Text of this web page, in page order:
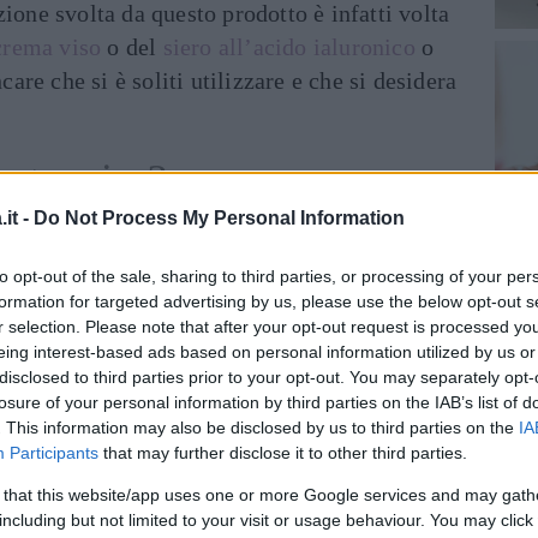
- Do Not Process My Personal Information
opt-out of the sale, sharing to third parties, or processing of your
for targeted advertising by us, please use the below opt-out
selection. Please note that after your opt-out request is processed
interest-based ads based on personal information utilized by us
to third parties prior to your opt-out. You may separately
of your personal information by third parties on the IAB’s list of
This information may also be disclosed by us to third parties on the
Participants that may further disclose it to other third parties.
that this website/app uses one or more Google services and may
but not limited to your visit or usage behaviour. You may
svolta da questo prodotto è infatti volta
viso o del siero all’acido ialuronico o
che si è soliti utilizzare e che si desidera
viso?
immediata alla pelle, il booster viso serve
problema specifico della cute come la
comeanti-aging,contro gli
il suo utilizzo deve essere
usati quotidianamente per la cura della